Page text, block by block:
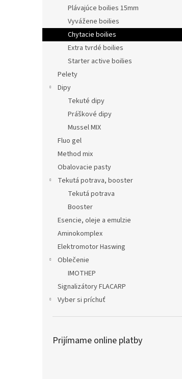
Plávajúce boilies 15mm
Vyvážene boilies
Chytacie boilies
Extra tvrdé boilies
Starter active boilies
Pelety
Dipy
Tekuté dipy
Práškové dipy
Mussel MIX
Fluo gel
Method mix
Obalovacie pasty
Tekutá potrava, booster
Tekutá potrava
Booster
Esencie, oleje a emulzie
Aminokomplex
Elektromotor Haswing
Oblečenie
IMOTHEP
Signalizátory FLACARP
Vyber si príchuť
Prijímame online platby